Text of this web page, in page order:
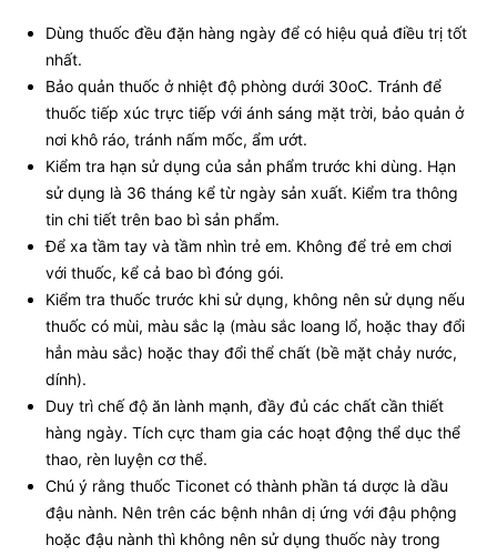
Dùng thuốc đều đặn hàng ngày để có hiệu quả điều trị tốt
nhất.
Bảo quản thuốc ở nhiệt độ phòng dưới 30oC. Tránh để
thuốc tiếp xúc trực tiếp với ánh sáng mặt trời, bảo quản ở
nơi khô ráo, tránh nấm mốc, ẩm ướt.
Kiểm tra hạn sử dụng của sản phẩm trước khi dùng. Hạn
sử dụng là 36 tháng kể từ ngày sản xuất. Kiểm tra thông
tin chi tiết trên bao bì sản phẩm.
Để xa tầm tay và tầm nhìn trẻ em. Không để trẻ em chơi
với thuốc, kể cả bao bì đóng gói.
Kiểm tra thuốc trước khi sử dụng, không nên sử dụng nếu
thuốc có mùi, màu sắc lạ (màu sắc loang lổ, hoặc thay đổi
hẳn màu sắc) hoặc thay đổi thể chất (bề mặt chảy nước,
dính).
Duy trì chế độ ăn lành mạnh, đầy đủ các chất cần thiết
hàng ngày. Tích cực tham gia các hoạt động thể dục thể
thao, rèn luyện cơ thể.
Chú ý rằng thuốc Ticonet có thành phần tá dược là dầu
đậu nành. Nên trên các bệnh nhân dị ứng với đậu phộng
hoặc đậu nành thì không nên sử dụng thuốc này trong